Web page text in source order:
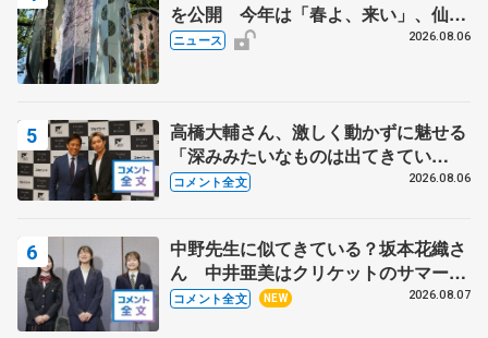
を公開 今年は「春よ、来い」、仙台
の瑞鳳殿
ニュース 2026.08.06
高橋大輔さん、激しく動かずに魅せる
「深みみたいなものは出てきてい
る？」 〝兄さん〟と慕うレジェンド
コメント全文 2026.08.06
中野先生に似てきている？坂本花織さ
ん 中井亜美はクリケットのサマーキ
ャンプに 島田麻央はたくさん試合に
コメント全文 NEW 2026.08.07